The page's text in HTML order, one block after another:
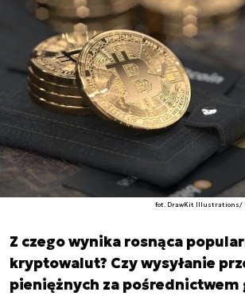
fot. DrawKit Illustrations/
Z czego wynika rosnąca
kryptowalut? Czy wysyłanie
pieniężnych za pośrednictwem